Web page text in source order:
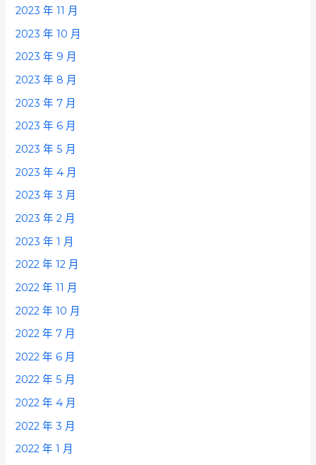
2023 年 11 月
2023 年 10 月
2023 年 9 月
2023 年 8 月
2023 年 7 月
2023 年 6 月
2023 年 5 月
2023 年 4 月
2023 年 3 月
2023 年 2 月
2023 年 1 月
2022 年 12 月
2022 年 11 月
2022 年 10 月
2022 年 7 月
2022 年 6 月
2022 年 5 月
2022 年 4 月
2022 年 3 月
2022 年 1 月